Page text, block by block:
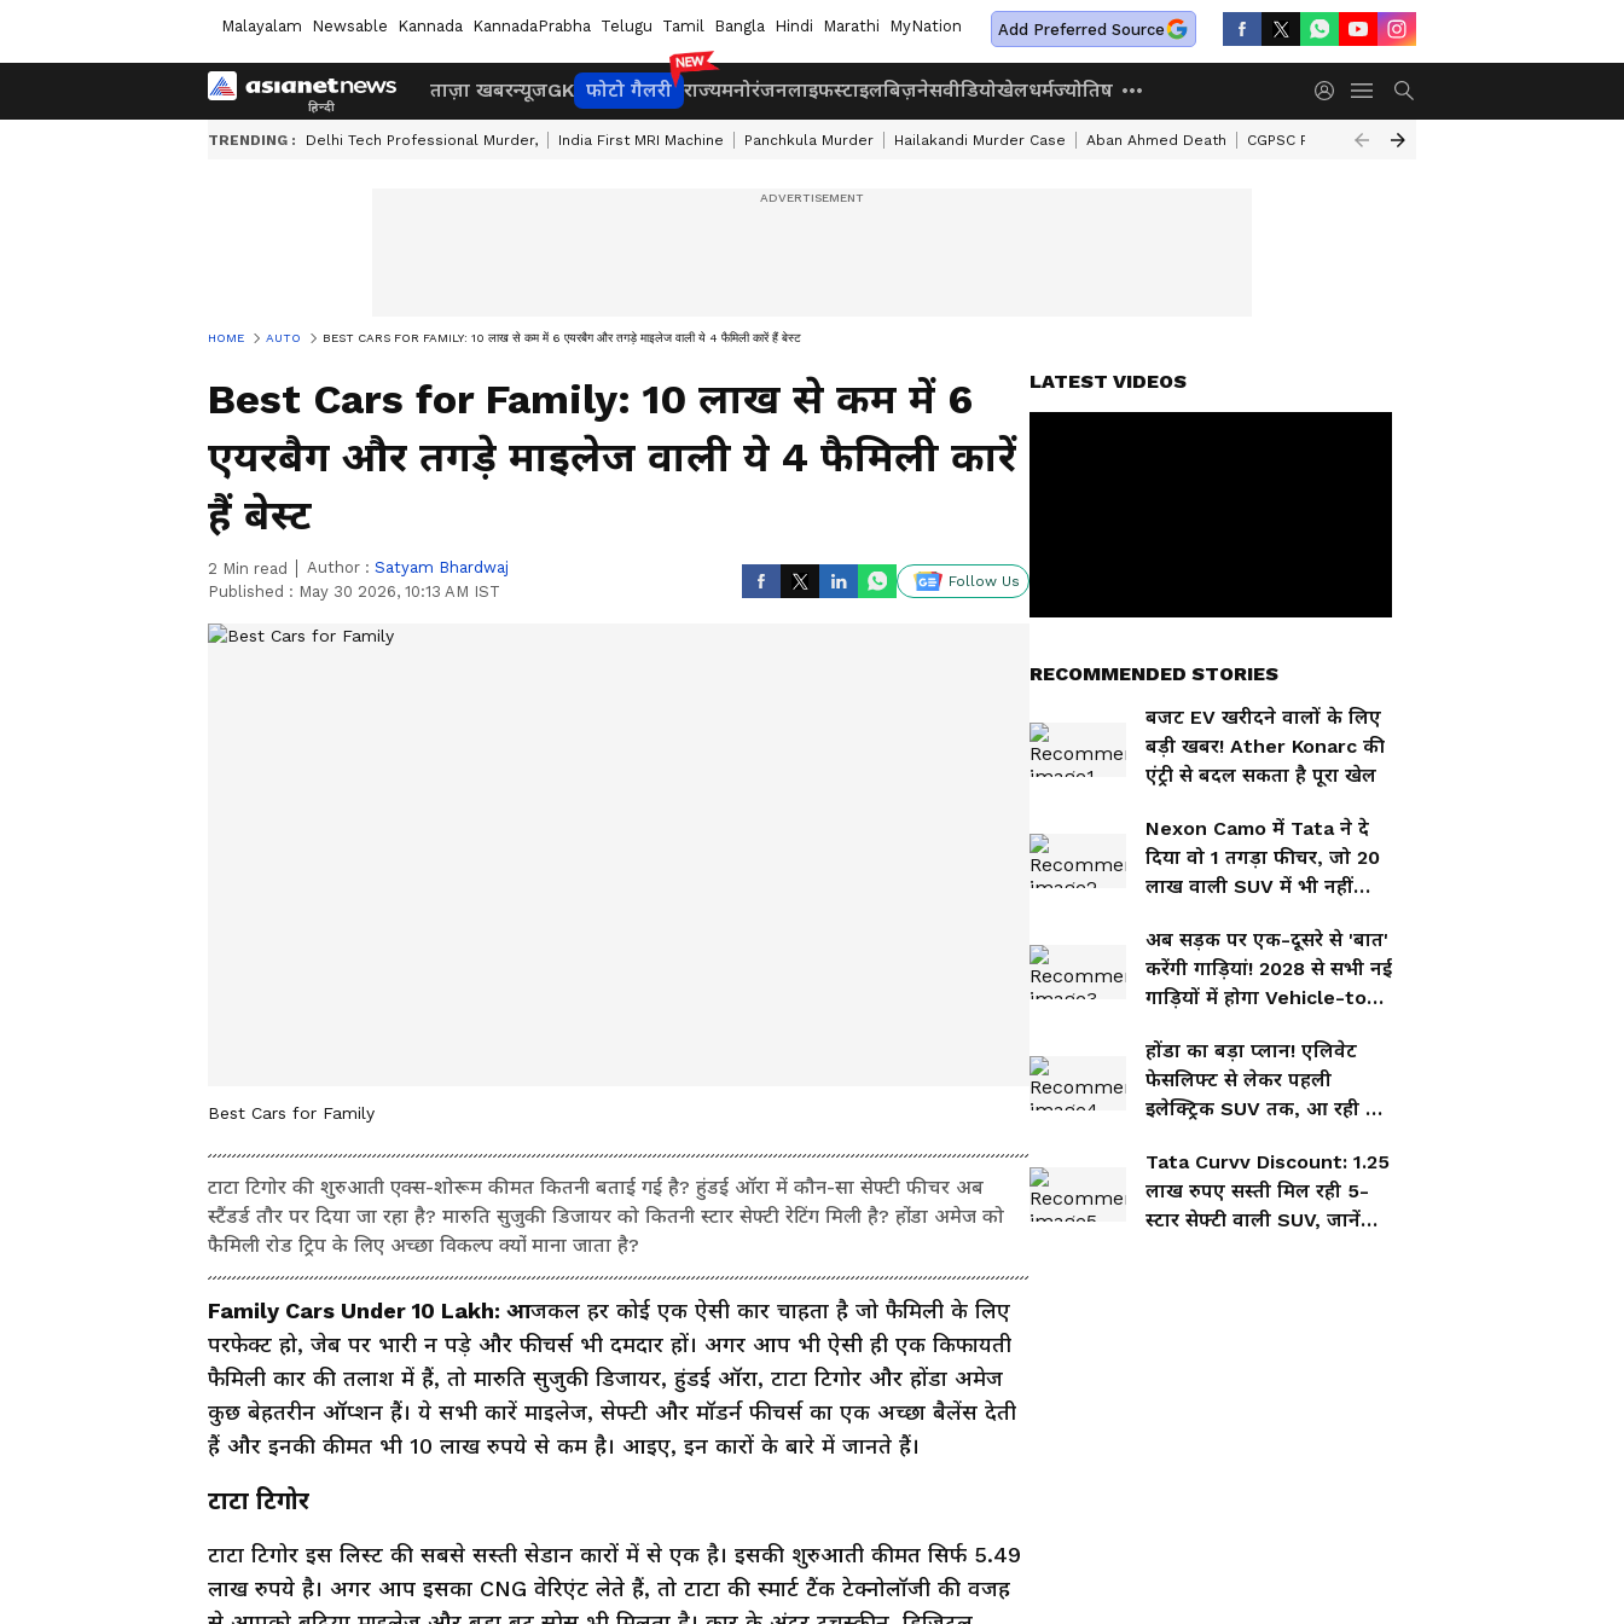
Malayalam Newsable Kannada KannadaPrabha Telugu Tamil Bangla Hindi Marathi MyNation Add Preferred Source
ताज़ा खबरन्यूजGK फोटो गैलरी राज्यमनोरंजनलाइफस्टाइलबिज़नेसवीडियोखेलधर्मज्योतिष
TRENDING : Delhi Tech Professional Murder, India First MRI Machine Panchkula Murder Hailakandi Murder Case Aban Ahmed Death CGPSC Paper Leak Top 10 Morning News
HOME AUTO BEST CARS FOR FAMILY: 10 लाख से कम में 6 एयरबैग और तगड़े माइलेज वाली ये 4 फैमिली कारें हैं बेस्ट
Best Cars for Family: 10 लाख से कम में 6
एयरबैग और तगड़े माइलेज वाली ये 4 फैमिली कारें
हैं बेस्ट
2 Min read Author : Satyam Bhardwaj
Published : May 30 2026, 10:13 AM IST
Follow Us
Best Cars for Family
टाटा टिगोर की शुरुआती एक्स-शोरूम कीमत कितनी बताई गई है? हुंडई ऑरा में कौन-सा सेफ्टी फीचर अब
स्टैंडर्ड तौर पर दिया जा रहा है? मारुति सुजुकी डिजायर को कितनी स्टार सेफ्टी रेटिंग मिली है? होंडा अमेज को
फैमिली रोड ट्रिप के लिए अच्छा विकल्प क्यों माना जाता है?
Family Cars Under 10 Lakh: आजकल हर कोई एक ऐसी कार चाहता है जो फैमिली के लिए
परफेक्ट हो, जेब पर भारी न पड़े और फीचर्स भी दमदार हों। अगर आप भी ऐसी ही एक किफायती
फैमिली कार की तलाश में हैं, तो मारुति सुजुकी डिजायर, हुंडई ऑरा, टाटा टिगोर और होंडा अमेज
कुछ बेहतरीन ऑप्शन हैं। ये सभी कारें माइलेज, सेफ्टी और मॉडर्न फीचर्स का एक अच्छा बैलेंस देती
हैं और इनकी कीमत भी 10 लाख रुपये से कम है। आइए, इन कारों के बारे में जानते हैं।
टाटा टिगोर
टाटा टिगोर इस लिस्ट की सबसे सस्ती सेडान कारों में से एक है। इसकी शुरुआती कीमत सिर्फ 5.49
लाख रुपये है। अगर आप इसका CNG वेरिएंट लेते हैं, तो टाटा की स्मार्ट टैंक टेक्नोलॉजी की वजह
LATEST VIDEOS
RECOMMENDED STORIES
बजट EV खरीदने वालों के लिए
बड़ी खबर! Ather Konarc की
एंट्री से बदल सकता है पूरा खेल
Nexon Camo में Tata ने दे
दिया वो 1 तगड़ा फीचर, जो 20
लाख वाली SUV में भी नहीं
अब सड़क पर एक-दूसरे से 'बात'
करेंगी गाड़ियां! 2028 से सभी नई
गाड़ियों में होगा Vehicle-to-
होंडा का बड़ा प्लान! एलिवेट
फेसलिफ्ट से लेकर पहली
इलेक्ट्रिक SUV तक, आ रही हैं
Tata Curvv Discount: 1.25
लाख रुपए सस्ती मिल रही 5-
स्टार सेफ्टी वाली SUV, जानें